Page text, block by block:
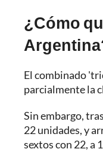
¿Cómo
El combinado
parcialmente la
Sin embargo,
22 unidades, y
sextos con 22, a